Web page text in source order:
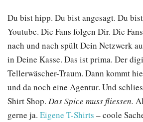
Du bist hipp. Du bist angesagt. Du
Youtube. Die Fans folgen Dir. Die
nach und nach spült Dein Netzwerk
in Deine Kasse. Das ist prima. Der
Tellerwäscher-Traum. Dann kommt
und da noch eine Agentur. Und
Shirt Shop. Das Spice muss fliessen.
gerne ja. Eigene T-Shirts – coole